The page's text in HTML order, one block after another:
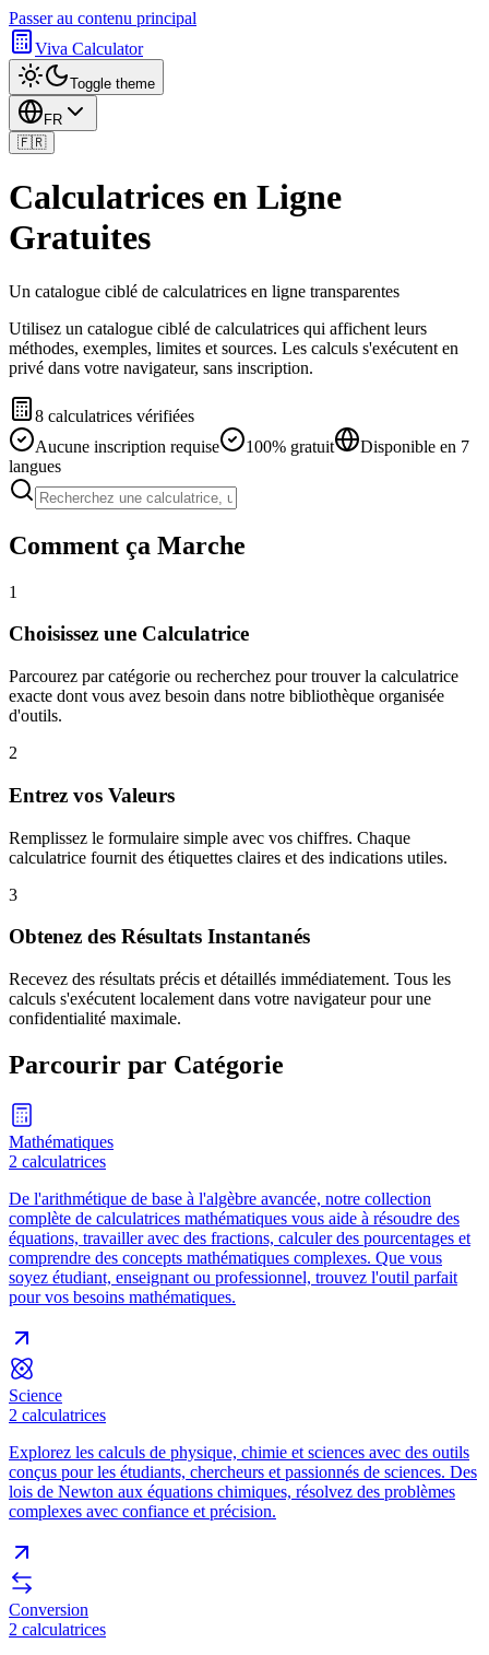
Passer au contenu principal
Viva Calculator
Toggle theme
FR
🇫🇷
Calculatrices en Ligne
Gratuites
Un catalogue ciblé de calculatrices en ligne transparentes
Utilisez un catalogue ciblé de calculatrices qui affichent leurs
méthodes, exemples, limites et sources. Les calculs s'exécutent en
privé dans votre navigateur, sans inscription.
8 calculatrices vérifiées
Aucune inscription requise
100% gratuit
Disponible en 7
langues
Comment ça Marche
1
Choisissez une Calculatrice
Parcourez par catégorie ou recherchez pour trouver la calculatrice
exacte dont vous avez besoin dans notre bibliothèque organisée
d'outils.
2
Entrez vos Valeurs
Remplissez le formulaire simple avec vos chiffres. Chaque
calculatrice fournit des étiquettes claires et des indications utiles.
3
Obtenez des Résultats Instantanés
Recevez des résultats précis et détaillés immédiatement. Tous les
calculs s'exécutent localement dans votre navigateur pour une
confidentialité maximale.
Parcourir par Catégorie
Mathématiques
2 calculatrices
De l'arithmétique de base à l'algèbre avancée, notre collection
complète de calculatrices mathématiques vous aide à résoudre des
équations, travailler avec des fractions, calculer des pourcentages et
comprendre des concepts mathématiques complexes. Que vous
soyez étudiant, enseignant ou professionnel, trouvez l'outil parfait
pour vos besoins mathématiques.
Science
2 calculatrices
Explorez les calculs de physique, chimie et sciences avec des outils
conçus pour les étudiants, chercheurs et passionnés de sciences. Des
lois de Newton aux équations chimiques, résolvez des problèmes
complexes avec confiance et précision.
Conversion
2 calculatrices